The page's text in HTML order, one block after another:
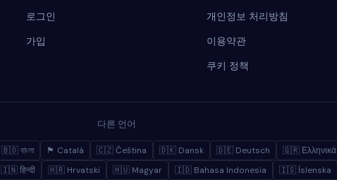
로그인
가입
개인정보 처리방침
이용약관
쿠키 정책
다른 언어
🇧🇩 বাংলা 🏴 Català 🇨🇿 Čeština 🇩🇰 Dansk 🇩🇪 Deutsch 🇬🇷 Ελληνικά
🇮🇳 हिन्दी 🇭🇷 Hrvatski 🇭🇺 Magyar 🇮🇩 Bahasa Indonesia 🇮🇸 Íslenska